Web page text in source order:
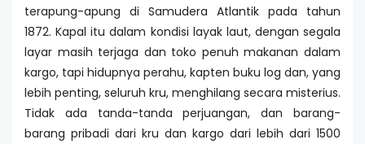
terapung-apung di Samudera Atlantik pada tahun
1872. Kapal itu dalam kondisi layak laut, dengan segala
layar masih terjaga dan toko penuh makanan dalam
kargo, tapi hidupnya perahu, kapten buku log dan, yang
lebih penting, seluruh kru, menghilang secara misterius.
Tidak ada tanda-tanda perjuangan, dan barang-
barang pribadi dari kru dan kargo dari lebih dari 1500